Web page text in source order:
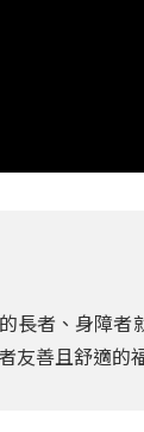
長者、身障
友善且舒適的